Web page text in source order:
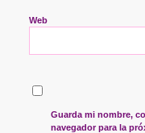
Web
Guarda mi nombre,
navegador para la